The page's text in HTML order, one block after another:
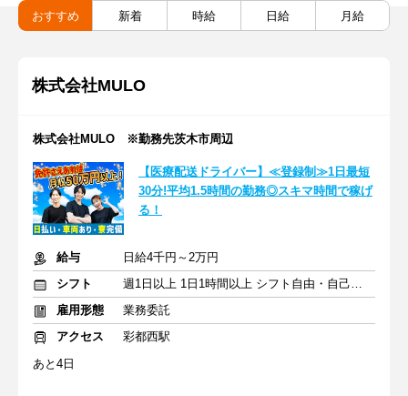
おすすめ 新着 時給 日給 月給
株式会社MULO
株式会社MULO ※勤務先茨木市周辺
【医療配送ドライバー】≪登録制≫1日最短
30分!平均1.5時間の勤務◎スキマ時間で稼げ
る！
給与
日給4千円～2万円
シフト
週1日以上 1日1時間以上 シフト自由・自己申告
雇用形態
業務委託
アクセス
彩都西駅
あと4日